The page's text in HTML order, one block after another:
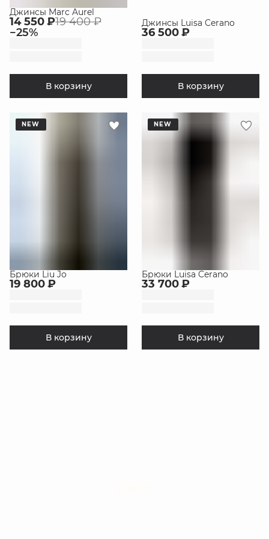
Джинсы Marc Aurel
14 550 ₽19 400 ₽
−25%
В корзину
Джинсы Luisa Cerano
36 500 ₽
В корзину
NEW
Брюки Liu Jo
19 800 ₽
В корзину
NEW
Брюки Luisa Cerano
33 700 ₽
В корзину